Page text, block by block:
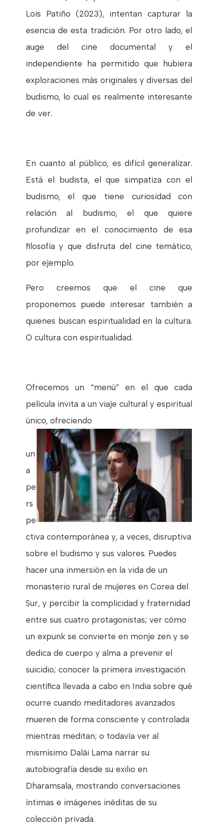
Lois Patiño (2023), intentan capturar la
esencia de esta tradición. Por otro lado, el
auge del cine documental y el
independiente ha permitido que hubiera
exploraciones más originales y diversas del
budismo, lo cual es realmente interesante
de ver.
En cuanto al público, es difícil generalizar.
Está el budista, el que simpatiza con el
budismo, el que tiene curiosidad con
relación al budismo, el que quiere
profundizar en el conocimiento de esa
filosofía y que disfruta del cine temático,
por ejemplo.
Pero creemos que el cine que
proponemos puede interesar también a
quienes buscan espiritualidad en la cultura.
O cultura con espiritualidad.
Ofrecemos un “menú” en el que cada
película invita a un viaje cultural y espiritual
único, ofreciendo
un
a
pe
rs
pe
ctiva contemporánea y, a veces, disruptiva
sobre el budismo y sus valores. Puedes
hacer una inmersión en la vida de un
monasterio rural de mujeres en Corea del
Sur, y percibir la complicidad y fraternidad
entre sus cuatro protagonistas; ver cómo
un expunk se convierte en monje zen y se
dedica de cuerpo y alma a prevenir el
suicidio; conocer la primera investigación
científica llevada a cabo en India sobre qué
ocurre cuando meditadores avanzados
mueren de forma consciente y controlada
mientras meditan; o todavía ver al
mismísimo Dalái Lama narrar su
autobiografía desde su exilio en
Dharamsala, mostrando conversaciones
íntimas e imágenes inéditas de su
colección privada.